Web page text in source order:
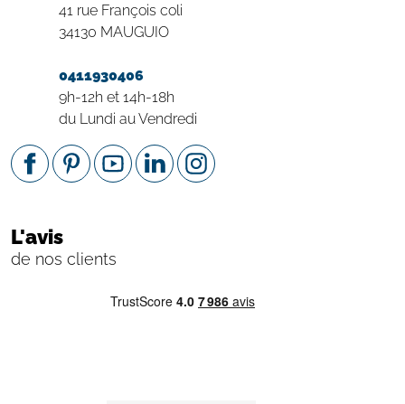
41 rue François coli
34130 MAUGUIO
0411930406
9h-12h et 14h-18h
du Lundi au Vendredi
L'avis
de nos clients